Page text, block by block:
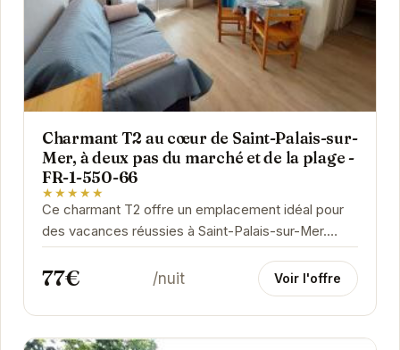
Charmant T2 au cœur de Saint-Palais-sur-
Mer, à deux pas du marché et de la plage -
FR-1-550-66
★★★★★
Ce charmant T2 offre un emplacement idéal pour
des vacances réussies à Saint-Palais-sur-Mer.
Proche de la plage et du marché, vous pourrez...
77€ /nuit Voir l'offre